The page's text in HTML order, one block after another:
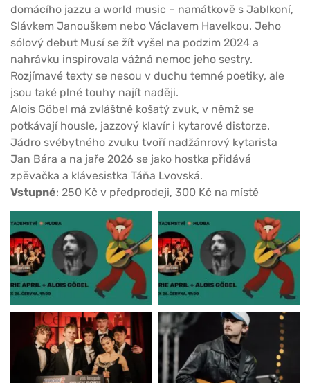
domácího jazzu a world music – namátkově s Jablkoní,
Slávkem Janouškem nebo Václavem Havelkou. Jeho
sólový debut Musí se žít vyšel na podzim 2024 a
nahrávku inspirovala vážná nemoc jeho sestry.
Rozjímavé texty se nesou v duchu temné poetiky, ale
jsou také plné touhy najít naději.
Alois Göbel má zvláštně košatý zvuk, v němž se
potkávají housle, jazzový klavír i kytarové distorze.
Jádro svébytného zvuku tvoří nadžánrový kytarista
Jan Bára a na jaře 2026 se jako hostka přidává
zpěvačka a klávesistka Táňa Lvovská.
Vstupné: 250 Kč v předprodeji, 300 Kč na místě